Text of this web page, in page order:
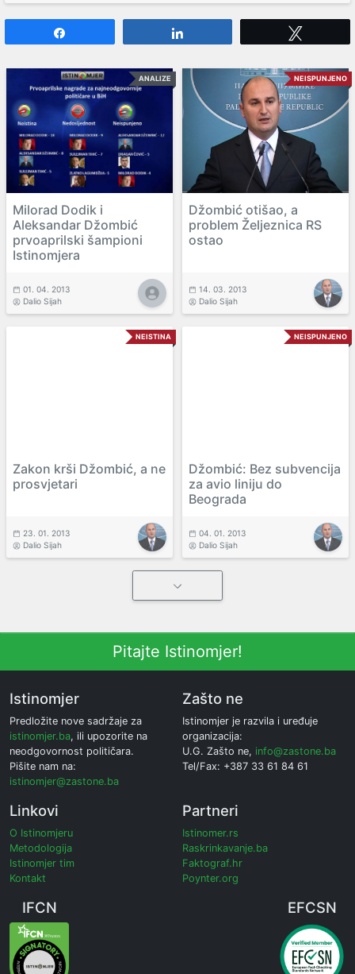
ANALIZE
Milorad Dodik i
Aleksandar Džombić
prvoaprilski šampioni
Istinomjera
01. 04. 2013
Dalio Sijah
NEISPUNJENO
Džombić otišao, a
problem Željeznica RS
ostao
14. 03. 2013
Dalio Sijah
NEISTINA
Zakon krši Džombić, a ne
prosvjetari
23. 01. 2013
Dalio Sijah
NEISPUNJENO
Džombić: Bez subvencija
za avio liniju do
Beograda
04. 01. 2013
Dalio Sijah
Pitajte Istinomjer!
Istinomjer
Predložite nove sadržaje za
istinomjer.ba, ili upozorite na
neodgovornost političara.
Pišite nam na:
istinomjer@zastone.ba
Zašto ne
Istinomjer je razvila i uređuje
organizacija:
U.G. Zašto ne, info@zastone.ba
Tel/Fax: +387 33 61 84 61
Linkovi
O Istinomjeru
Metodologija
Istinomjer tim
Kontakt
Partneri
Istinomer.rs
Raskrinkavanje.ba
Faktograf.hr
Poynter.org
IFCN EFCSN